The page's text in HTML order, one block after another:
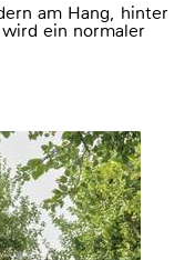
am Hang, hinter
ein normaler